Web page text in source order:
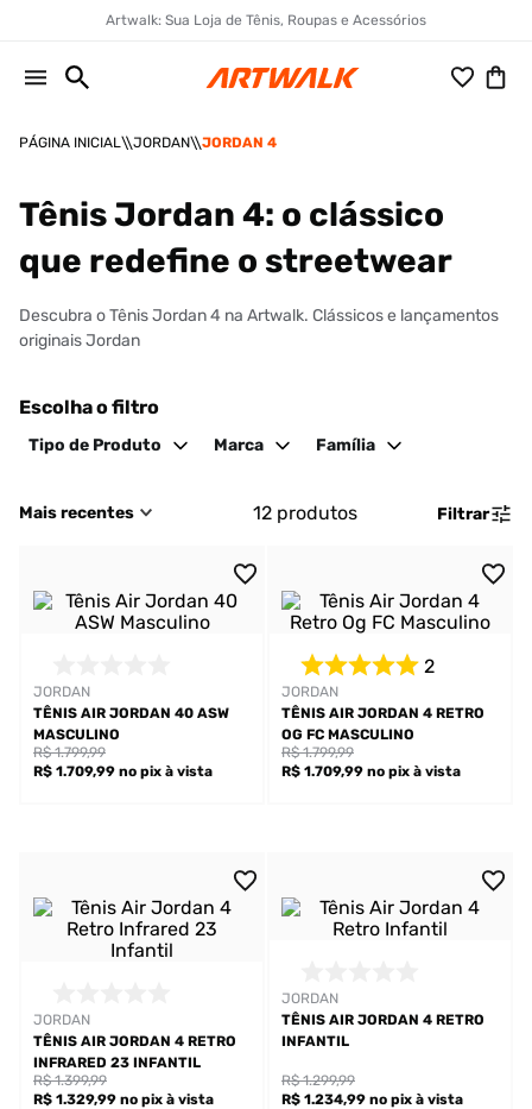
Artwalk: Sua Loja de Tênis, Roupas e Acessórios
JORDAN JORDAN 4
Tênis Jordan 4: o clássico
que redefine o streetwear
Descubra o Tênis Jordan 4 na Artwalk. Clássicos e lançamentos
originais Jordan
Escolha o filtro
Tipo de Produto Marca Família
Mais recentes 12 produtos Filtrar
JORDAN
TÊNIS AIR JORDAN 40 ASW
MASCULINO
R$ 1.709,99 no pix à vista
R$ 1.799,99
JORDAN
2
TÊNIS AIR JORDAN 4 RETRO
OG FC MASCULINO
R$ 1.709,99 no pix à vista
R$ 1.799,99
JORDAN
TÊNIS AIR JORDAN 4 RETRO
INFRARED 23 INFANTIL
R$ 1.329,99 no pix à vista
R$ 1.399,99
JORDAN
TÊNIS AIR JORDAN 4 RETRO
INFANTIL
R$ 1.234,99 no pix à vista
R$ 1.299,99